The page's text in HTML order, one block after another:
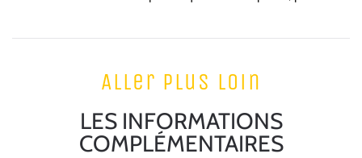
Aller plus loin
LES INFORMATIONS
COMPLÉMENTAIRES